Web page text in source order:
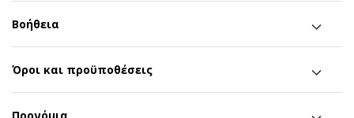
Βοήθεια
Όροι και προϋποθέσεις